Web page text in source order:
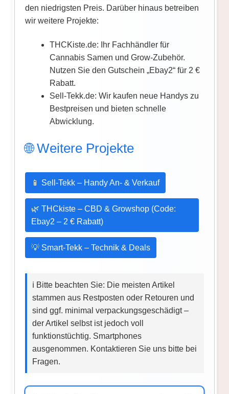
den niedrigsten Preis. Darüber hinaus betreiben
wir weitere Projekte:
THCKiste.de: Ihr Fachhändler für
Cannabis Samen und Grow-Zubehör.
Nutzen Sie den Gutschein „Ebay2“ für 2 €
Rabatt.
Sell-Tekk.de: Wir kaufen neue Handys zu
Bestpreisen und bieten schnelle
Abwicklung.
🌐 Weitere Projekte
📱 Sell-Tekk – Handy An- & Verkauf
🌿 THCkiste – CBD & Growshop (Code:
Ebay2 – 2 € Rabatt)
💡 Smart-Tekk – Technik & Deals
ℹ️ Bitte beachten Sie: Die meisten Artikel
stammen aus Restposten oder Retouren und
sind ggf. minimal verpackungsgeschädigt –
der Artikel selbst ist jedoch voll
funktionstüchtig. Smartphones
ausgenommen. Kontaktieren Sie uns bitte bei
Fragen.